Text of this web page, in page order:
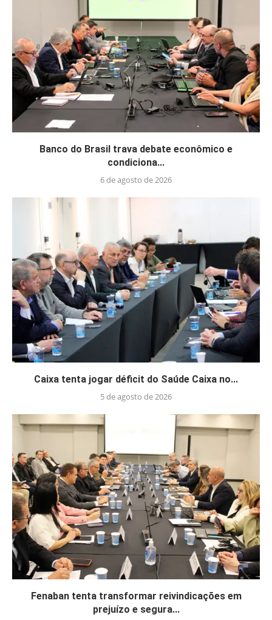
Banco do Brasil trava debate econômico e
condiciona...
6 de agosto de 2026
Caixa tenta jogar déficit do Saúde Caixa no...
5 de agosto de 2026
Fenaban tenta transformar reivindicações em
prejuízo e segura...